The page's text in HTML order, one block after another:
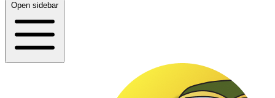
Open sidebar